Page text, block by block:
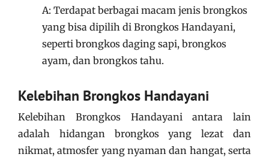
A: Terdapat berbagai macam jenis brongkos
yang bisa dipilih di Brongkos Handayani,
seperti brongkos daging sapi, brongkos
ayam, dan brongkos tahu.
Kelebihan Brongkos Handayani
Kelebihan Brongkos Handayani antara lain
adalah hidangan brongkos yang lezat dan
nikmat, atmosfer yang nyaman dan hangat, serta